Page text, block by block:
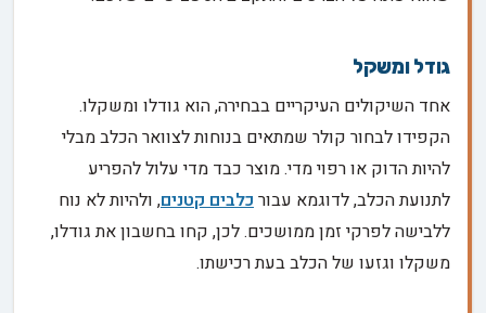
גודל ומשקל
אחד השיקולים העיקריים בבחירה, הוא גודלו ומשקלו.
הקפידו לבחור קולר שמתאים בנוחות לצוואר הכלב מבלי
להיות הדוק או רפוי מדי. מוצר כבד מדי עלול להפריע
לתנועת הכלב, לדוגמא עבורכלבים קטנים, ולהיות לא נוח
ללבישה לפרקי זמן ממושכים. לכן, קחו בחשבון את גודלו,
משקלו וגזעו של הכלב בעת רכישתו.